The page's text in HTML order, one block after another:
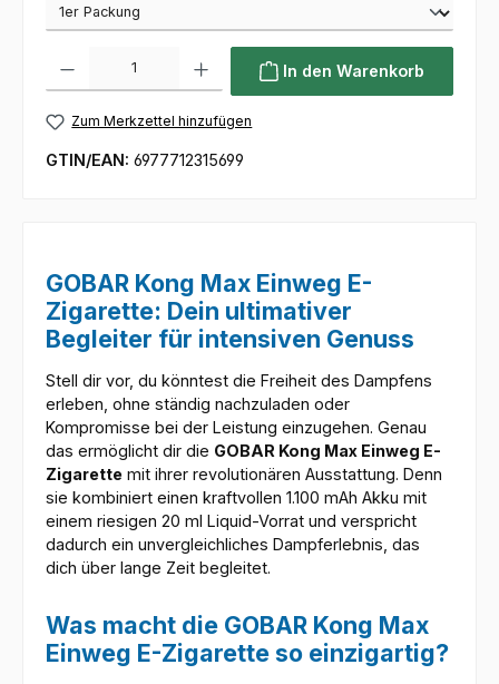
In den Warenkorb
Zum Merkzettel hinzufügen
GTIN/EAN: 6977712315699
GOBAR Kong Max Einweg E-
Zigarette: Dein ultimativer
Begleiter für intensiven Genuss
Stell dir vor, du könntest die Freiheit des Dampfens
erleben, ohne ständig nachzuladen oder
Kompromisse bei der Leistung einzugehen. Genau
das ermöglicht dir die GOBAR Kong Max Einweg E-
Zigarette mit ihrer revolutionären Ausstattung. Denn
sie kombiniert einen kraftvollen 1.100 mAh Akku mit
einem riesigen 20 ml Liquid-Vorrat und verspricht
dadurch ein unvergleichliches Dampferlebnis, das
dich über lange Zeit begleitet.
Was macht die GOBAR Kong Max
Einweg E-Zigarette so einzigartig?